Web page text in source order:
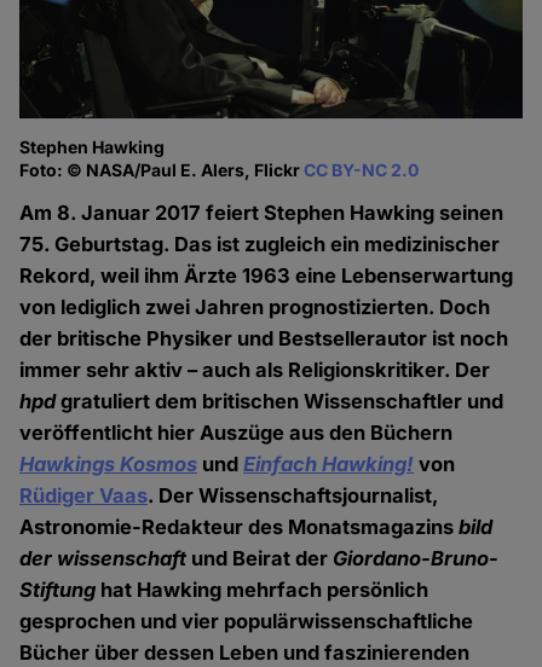
Stephen Hawking
Foto: © NASA/Paul E. Alers, FlickrCC BY-NC 2.0
Am 8. Januar 2017 feiert Stephen Hawking seinen
75. Geburtstag. Das ist zugleich ein medizinischer
Rekord, weil ihm Ärzte 1963 eine Lebenserwartung
von lediglich zwei Jahren prognostizierten. Doch
der britische Physiker und Bestsellerautor ist noch
immer sehr aktiv – auch als Religionskritiker. Der
hpdgratuliert dem britischen Wissenschaftler und
veröffentlicht hier Auszüge aus den Büchern
Hawkings Kosmos undEinfach Hawking! von
Rüdiger Vaas. Der Wissenschaftsjournalist,
Astronomie-Redakteur des Monatsmagazinsbild
der wissenschaft und Beirat der Giordano-Bruno-
Stiftung hat Hawking mehrfach persönlich
gesprochen und vier populärwissenschaftliche
Bücher über dessen Leben und faszinierenden